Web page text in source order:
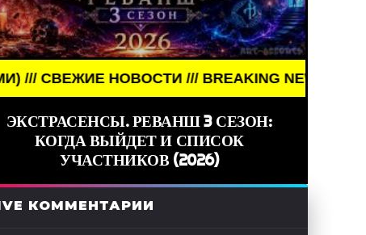
/// BREAKING NEWS /// НОВОСТИ (СМИ) ///
ЭКСТРАСЕНСЫ. РЕВАНШ 3 СЕЗОН:
КОГДА ВЫЙДЕТ И СПИСОК
УЧАСТНИКОВ (2026)
КОММЕНТАРИИ